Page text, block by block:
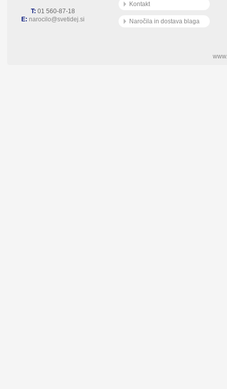
T: 01 560-87-18
E: narocilo@svetidej.si
Kontakt
Naročila in dostava blaga